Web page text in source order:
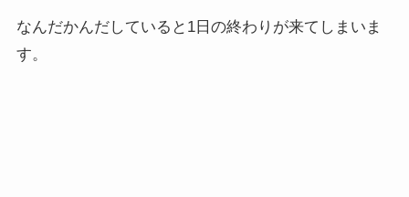
なんだかんだしていると1日の終わりが来てしまいま
す。